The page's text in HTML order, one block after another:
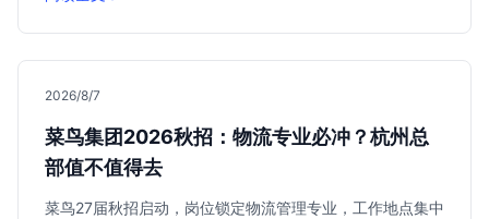
2026/8/7
菜鸟集团2026秋招：物流专业必冲？杭州总
部值不值得去
菜鸟27届秋招启动，岗位锁定物流管理专业，工作地点集中